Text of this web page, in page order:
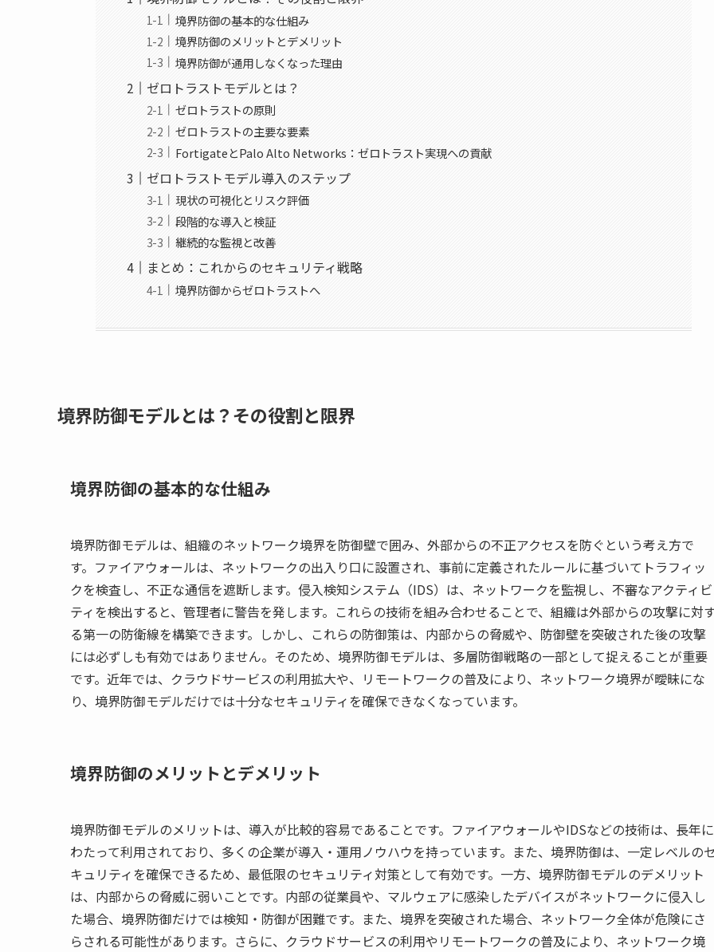
境界防御の基本的な仕組み
境界防御のメリットとデメリット
境界防御が通用しなくなった理由
ゼロトラストモデルとは？
ゼロトラストの原則
ゼロトラストの主要な要素
FortigateとPalo Alto Networks：ゼロトラスト実現への貢献
ゼロトラストモデル導入のステップ
現状の可視化とリスク評価
段階的な導入と検証
継続的な監視と改善
まとめ：これからのセキュリティ戦略
境界防御からゼロトラストへ
境界防御モデルとは？その役割と限界
境界防御の基本的な仕組み
境界防御モデルは、組織のネットワーク境界を防御壁で囲み、外部からの不正アクセスを防ぐという考え方で
す。ファイアウォールは、ネットワークの出入り口に設置され、事前に定義されたルールに基づいてトラフィッ
クを検査し、不正な通信を遮断します。侵入検知システム（IDS）は、ネットワークを監視し、不審なアクティビ
ティを検出すると、管理者に警告を発します。これらの技術を組み合わせることで、組織は外部からの攻撃に対
る第一の防衛線を構築できます。しかし、これらの防御策は、内部からの脅威や、防御壁を突破された後の攻撃
には必ずしも有効ではありません。そのため、境界防御モデルは、多層防御戦略の一部として捉えることが重要
です。近年では、クラウドサービスの利用拡大や、リモートワークの普及により、ネットワーク境界が曖昧にな
り、境界防御モデルだけでは十分なセキュリティを確保できなくなっています。
境界防御のメリットとデメリット
境界防御モデルのメリットは、導入が比較的容易であることです。ファイアウォールやIDSなどの技術は、長年に
わたって利用されており、多くの企業が導入・運用ノウハウを持っています。また、境界防御は、一定レベルの
キュリティを確保できるため、最低限のセキュリティ対策として有効です。一方、境界防御モデルのデメリット
は、内部からの脅威に弱いことです。内部の従業員や、マルウェアに感染したデバイスがネットワークに侵入し
た場合、境界防御だけでは検知・防御が困難です。また、境界を突破された場合、ネットワーク全体が危険にさ
らされる可能性があります。さらに、クラウドサービスの利用やリモートワークの普及により、ネットワーク境